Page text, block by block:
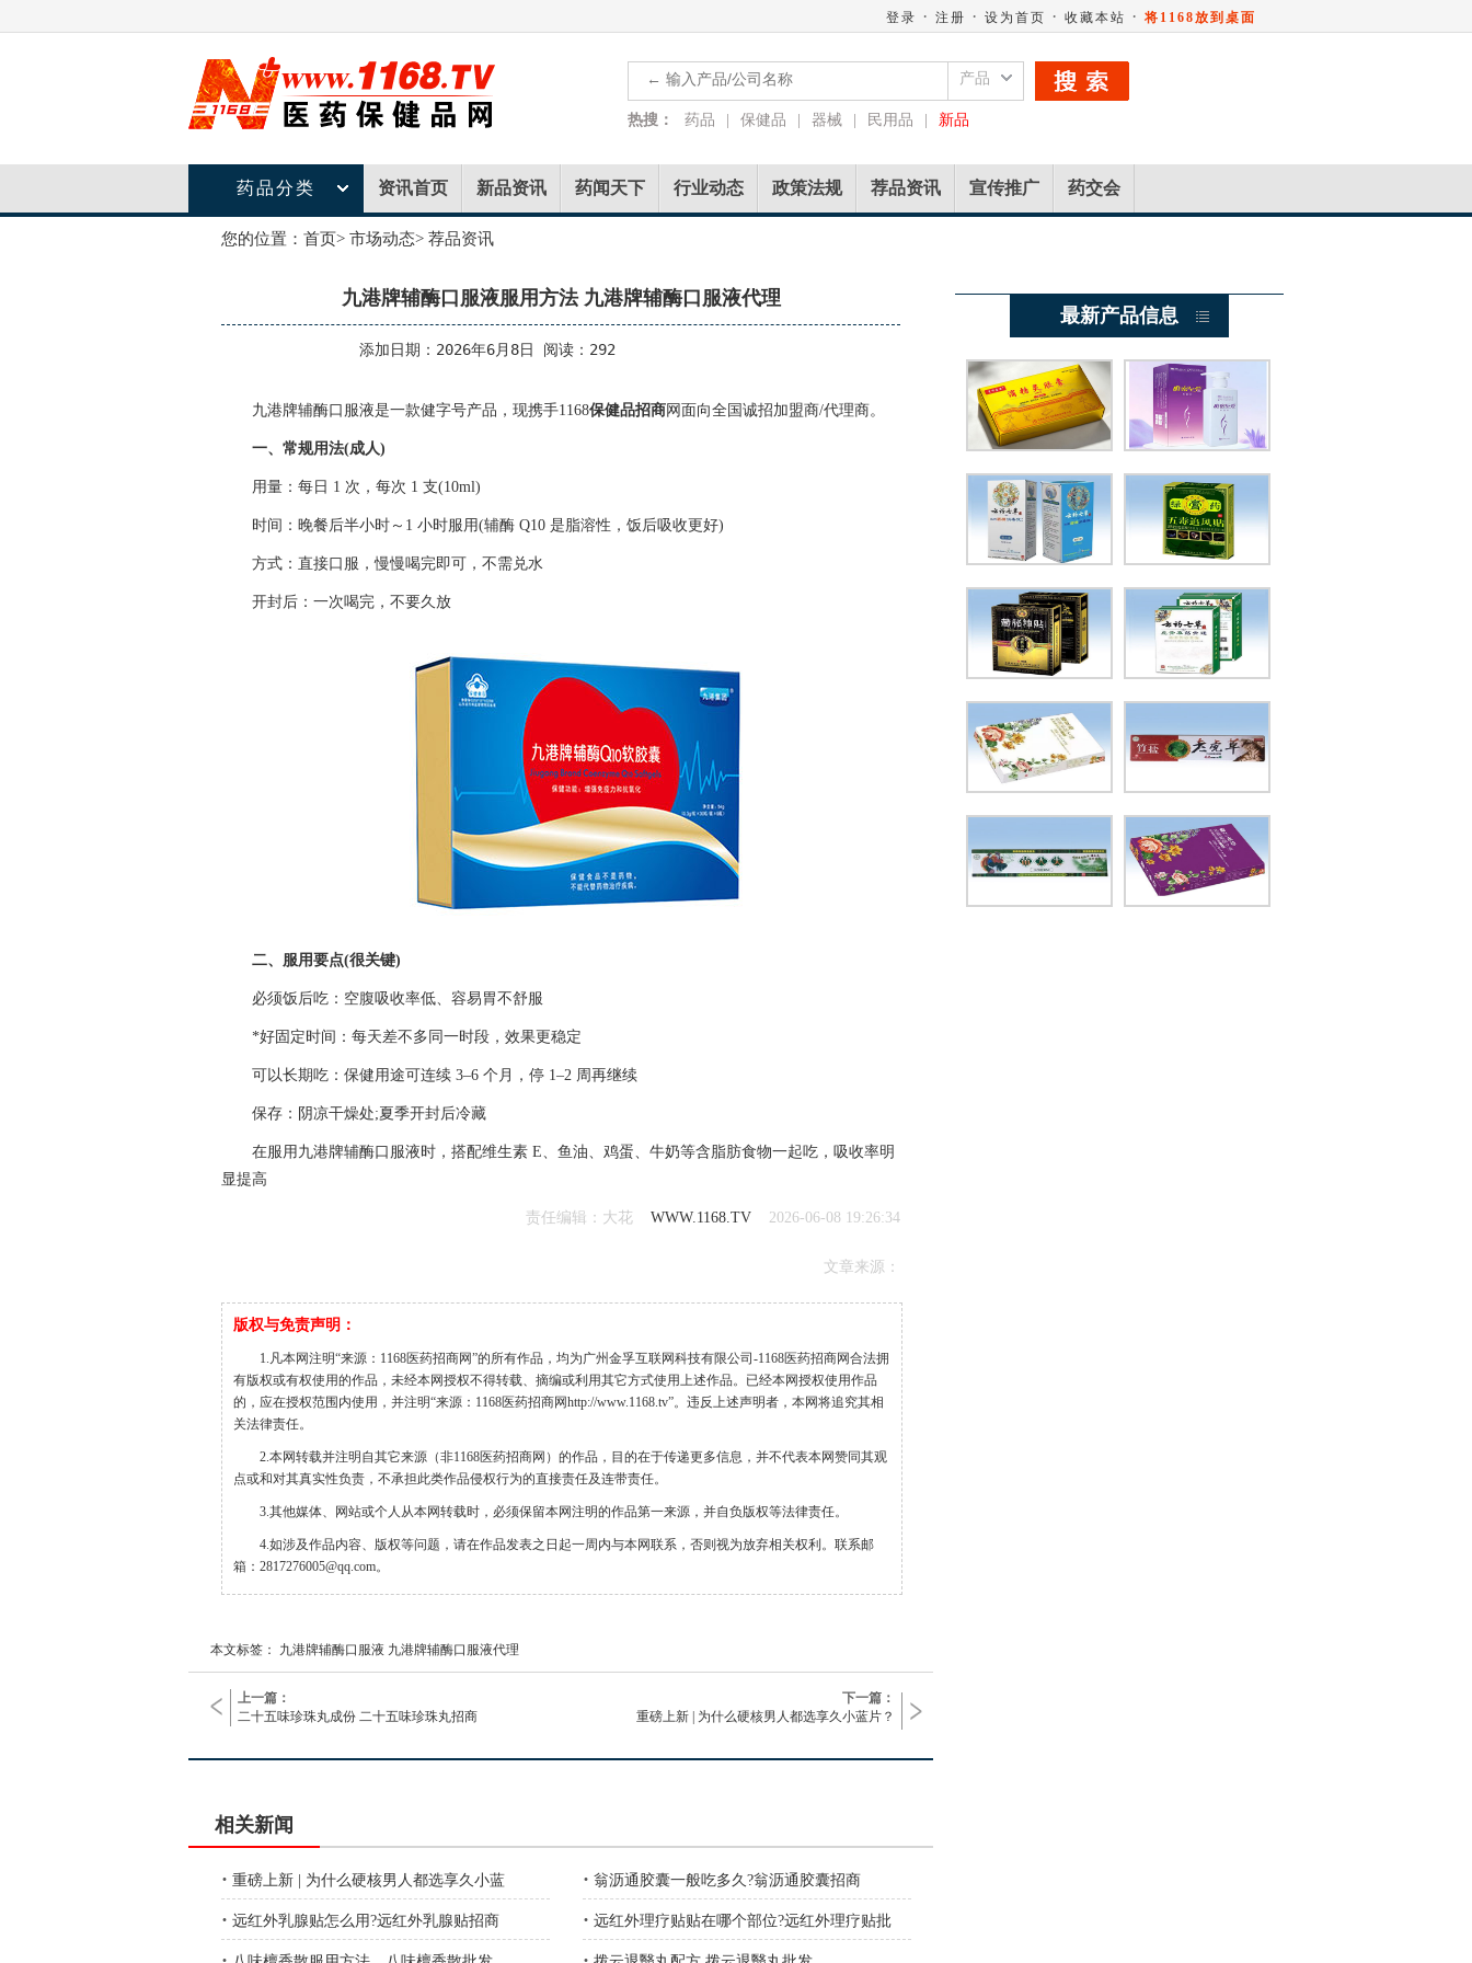
登录 · 注册 · 设为首页 · 收藏本站 · 将1168放到桌面
产品
热搜： 药品 保健品 器械 民用品 新品
药品分类 资讯首页 新品资讯 药闻天下 行业动态 政策法规 荐品资讯 宣传推广 药交会
您的位置： 首页> 市场动态> 荐品资讯
九港牌辅酶口服液服用方法 九港牌辅酶口服液代理
添加日期：2026年6月8日 阅读：292
九港牌辅酶口服液是一款健字号产品，现携手1168保健品招商网面向全国诚招加盟商/代理商。
一、常规用法(成人)
用量：每日 1 次，每次 1 支(10ml)
时间：晚餐后半小时～1 小时服用(辅酶 Q10 是脂溶性，饭后吸收更好)
方式：直接口服，慢慢喝完即可，不需兑水
开封后：一次喝完，不要久放
二、服用要点(很关键)
必须饭后吃：空腹吸收率低、容易胃不舒服
*好固定时间：每天差不多同一时段，效果更稳定
可以长期吃：保健用途可连续 3–6 个月，停 1–2 周再继续
保存：阴凉干燥处;夏季开封后冷藏
在服用九港牌辅酶口服液时，搭配维生素 E、鱼油、鸡蛋、牛奶等含脂肪食物一起吃，吸收率明
显提高
责任编辑：大花 WWW.1168.TV 2026-06-08 19:26:34
文章来源：
版权与免责声明：
1.凡本网注明“来源：1168医药招商网”的所有作品，均为广州金孚互联网科技有限公司-1168医药招商网合法拥
有版权或有权使用的作品，未经本网授权不得转载、摘编或利用其它方式使用上述作品。已经本网授权使用作品
的，应在授权范围内使用，并注明“来源：1168医药招商网http://www.1168.tv”。违反上述声明者，本网将追究其相
关法律责任。
2.本网转载并注明自其它来源（非1168医药招商网）的作品，目的在于传递更多信息，并不代表本网赞同其观
点或和对其真实性负责，不承担此类作品侵权行为的直接责任及连带责任。
3.其他媒体、网站或个人从本网转载时，必须保留本网注明的作品第一来源，并自负版权等法律责任。
4.如涉及作品内容、版权等问题，请在作品发表之日起一周内与本网联系，否则视为放弃相关权利。联系邮
箱：2817276005@qq.com。
本文标签： 九港牌辅酶口服液 九港牌辅酶口服液代理
上一篇：
二十五味珍珠丸成份 二十五味珍珠丸招商
下一篇：
重磅上新 | 为什么硬核男人都选享久小蓝片？
相关新闻
· 重磅上新 | 为什么硬核男人都选享久小蓝 · 翁沥通胶囊一般吃多久?翁沥通胶囊招商
· 远红外乳腺贴怎么用?远红外乳腺贴招商 · 远红外理疗贴贴在哪个部位?远红外理疗贴批
最新产品信息